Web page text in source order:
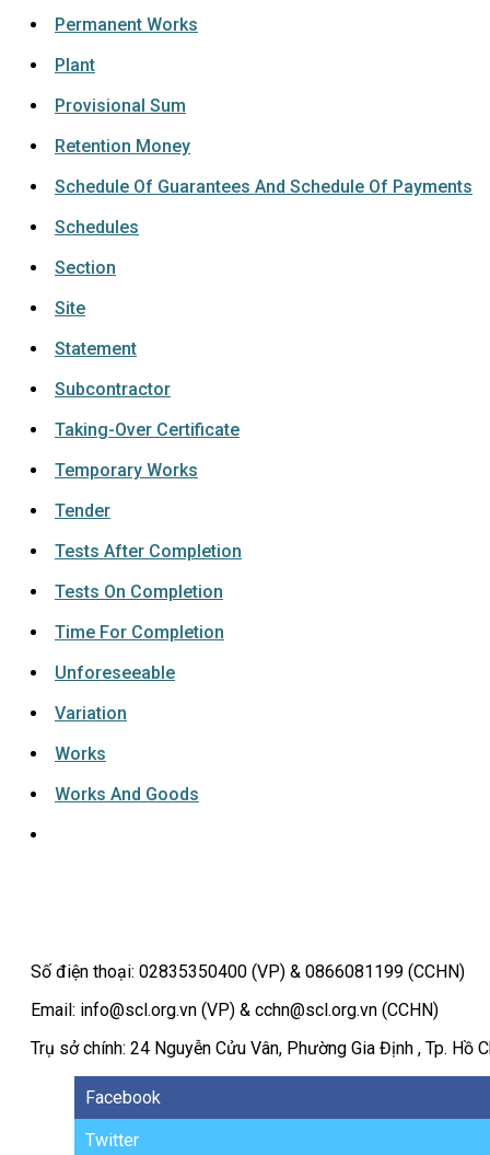
Permanent Works
Plant
Provisional Sum
Retention Money
Schedule Of Guarantees And Schedule Of Payments
Schedules
Section
Site
Statement
Subcontractor
Taking-Over Certificate
Temporary Works
Tender
Tests After Completion
Tests On Completion
Time For Completion
Unforeseeable
Variation
Works
Works And Goods
Số điện thoại: 02835350400 (VP) & 0866081199 (CCHN)
Email: info@scl.org.vn (VP) & cchn@scl.org.vn (CCHN)
Trụ sở chính: 24 Nguyễn Cửu Vân, Phường Gia Định , Tp. Hồ
Facebook
Twitter